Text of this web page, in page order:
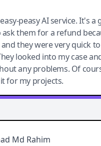
peasy AI service. It's a
them for a refund
they were very quick
looked into my case
any problems. Of
for my projects.
Md Rahim